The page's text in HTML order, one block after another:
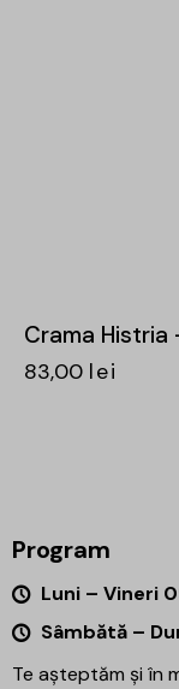
Crama Histria
83,00 lei
Program
Luni – Vineri
Sâmbătă –
Te așteptăm și în